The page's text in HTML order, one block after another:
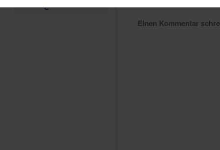
e
Einen Kommentar